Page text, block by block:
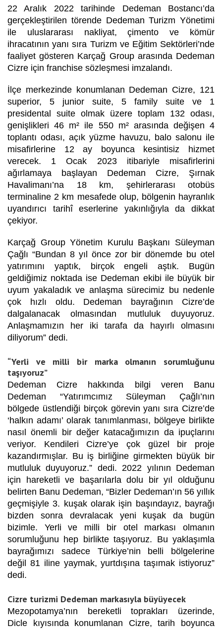
22 Aralık 2022 tarihinde Dedeman Bostancı’da
gerçekleştirilen törende Dedeman Turizm Yönetimi
ile uluslararası nakliyat, çimento ve kömür
ihracatının yanı sıra Turizm ve Eğitim Sektörleri’nde
faaliyet gösteren Karçağ Group arasında Dedeman
Cizre için franchise sözleşmesi imzalandı.
İlçe merkezinde konumlanan Dedeman Cizre, 121
superior, 5 junior suite, 5 family suite ve 1
presidental suite olmak üzere toplam 132 odası,
genişlikleri 46 m² ile 550 m² arasında değişen 4
toplantı odası, açık yüzme havuzu, balo salonu ile
misafirlerine 12 ay boyunca kesintisiz hizmet
verecek. 1 Ocak 2023 itibariyle misafirlerini
ağırlamaya başlayan Dedeman Cizre, Şırnak
Havalimanı’na 18 km, şehirlerarası otobüs
terminaline 2 km mesafede olup, bölgenin hayranlık
uyandırıcı tarihî eserlerine yakınlığıyla da dikkat
çekiyor.
Karçağ Group Yönetim Kurulu Başkanı Süleyman
Çağlı “Bundan 8 yıl önce zor bir dönemde bu otel
yatırımını yaptık, birçok engeli aştık. Bugün
geldiğimiz noktada ise Dedeman ekibi ile büyük bir
uyum yakaladık ve anlaşma sürecimiz bu nedenle
çok hızlı oldu. Dedeman bayrağının Cizre’de
dalgalanacak olmasından mutluluk duyuyoruz.
Anlaşmamızın her iki tarafa da hayırlı olmasını
diliyorum” dedi.
“Yerli ve milli bir marka olmanın sorumluğunu
taşıyoruz”
Dedeman Cizre hakkında bilgi veren Banu
Dedeman “Yatırımcımız Süleyman Çağlı’nın
bölgede üstlendiği birçok görevin yanı sıra Cizre’de
‘halkın adamı’ olarak tanımlanması, bölgeye birlikte
nasıl önemli bir değer katacağımızın da ipuçlarını
veriyor. Kendileri Cizre’ye çok güzel bir proje
kazandırmışlar. Bu iş birliğine girmekten büyük bir
mutluluk duyuyoruz.” dedi. 2022 yılının Dedeman
için hareketli ve başarılarla dolu bir yıl olduğunu
belirten Banu Dedeman, “Bizler Dedeman’ın 56 yıllık
geçmişiyle 3. kuşak olarak işin başındayız, bayrağı
bizden sonra devralacak yeni kuşak da bugün
bizimle. Yerli ve milli bir otel markası olmanın
sorumluğunu hep birlikte taşıyoruz. Bu yaklaşımla
bayrağımızı sadece Türkiye’nin belli bölgelerine
değil 81 iline yaymak, yurtdışına taşımak istiyoruz”
dedi.
Cizre turizmi Dedeman markasıyla büyüyecek
Mezopotamya’nın bereketli toprakları üzerinde,
Dicle kıyısında konumlanan Cizre, tarih boyunca